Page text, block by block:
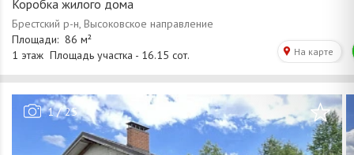
Коробка жилого дома
1/25